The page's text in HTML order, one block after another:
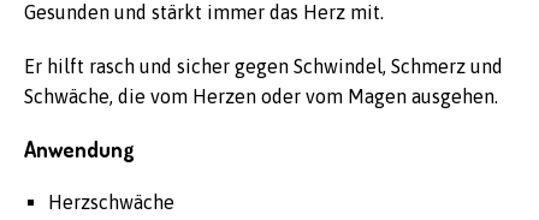
Gesunden und stärkt immer das Herz mit.
Er hilft rasch und sicher gegen Schwindel, Schmerz und
Schwäche, die vom Herzen oder vom Magen ausgehen.
Anwendung
Herzschwäche